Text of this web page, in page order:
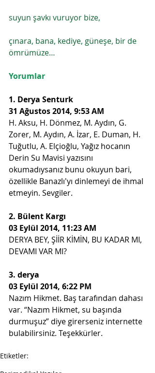
suyun şavkı vuruyor bize,
çınara, bana, kediye, güneşe, bir de
ömrümüze…
Yorumlar
1. Derya Senturk
31 Ağustos 2014, 9:53 AM
H. Aksu, H. Dönmez, M. Aydın, G.
Zorer, M. Aydın, A. İzar, E. Duman, H.
Tuğutlu, A. Elçioğlu, Yağız hocanın
Derin Su Mavisi yazısını
okumadıysanız bunu okuyun bari,
özellikle Banazlı'yı dinlemeyi de ihmal
etmeyin. Sevgiler.
2. Bülent Kargı
03 Eylül 2014, 11:23 AM
DERYA BEY, ŞİİR KİMİN, BU KADAR MI,
DEVAMI VAR MI?
3. derya
03 Eylül 2014, 6:22 PM
Nazım Hikmet. Baş tarafından dahası
var. “Nazım Hikmet, su başında
durmuşuz” diye girerseniz internette
bulabilirsiniz. Teşekkürler.
Etiketler: